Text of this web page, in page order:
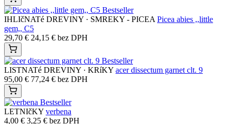
Bestseller
IHLIčNATé DREVINY · SMREKY - PICEA Picea abies ,,little
gem,, C5
29,70 € 24,15 € bez DPH
Bestseller
LISTNATé DREVINY · KRíKY acer dissectum garnet clt. 9
95,00 € 77,24 € bez DPH
Bestseller
LETNIčKY verbena
4,00 € 3,25 € bez DPH